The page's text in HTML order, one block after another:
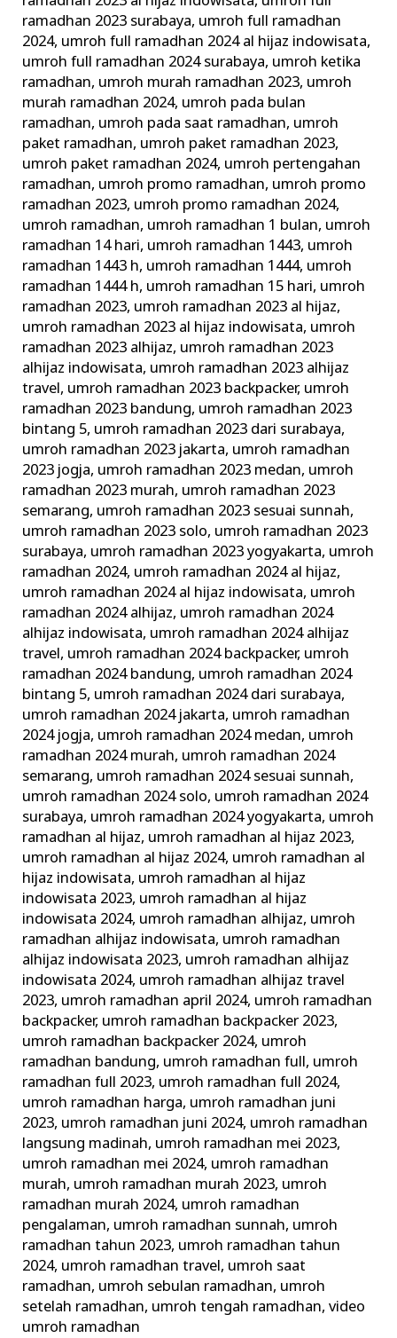
ramadhan 2023 surabaya, umroh full ramadhan
2024, umroh full ramadhan 2024 al hijaz indowisata,
umroh full ramadhan 2024 surabaya, umroh ketika
ramadhan, umroh murah ramadhan 2023, umroh
murah ramadhan 2024, umroh pada bulan
ramadhan, umroh pada saat ramadhan, umroh
paket ramadhan, umroh paket ramadhan 2023,
umroh paket ramadhan 2024, umroh pertengahan
ramadhan, umroh promo ramadhan, umroh promo
ramadhan 2023, umroh promo ramadhan 2024,
umroh ramadhan, umroh ramadhan 1 bulan, umroh
ramadhan 14 hari, umroh ramadhan 1443, umroh
ramadhan 1443 h, umroh ramadhan 1444, umroh
ramadhan 1444 h, umroh ramadhan 15 hari, umroh
ramadhan 2023, umroh ramadhan 2023 al hijaz,
umroh ramadhan 2023 al hijaz indowisata, umroh
ramadhan 2023 alhijaz, umroh ramadhan 2023
alhijaz indowisata, umroh ramadhan 2023 alhijaz
travel, umroh ramadhan 2023 backpacker, umroh
ramadhan 2023 bandung, umroh ramadhan 2023
bintang 5, umroh ramadhan 2023 dari surabaya,
umroh ramadhan 2023 jakarta, umroh ramadhan
2023 jogja, umroh ramadhan 2023 medan, umroh
ramadhan 2023 murah, umroh ramadhan 2023
semarang, umroh ramadhan 2023 sesuai sunnah,
umroh ramadhan 2023 solo, umroh ramadhan 2023
surabaya, umroh ramadhan 2023 yogyakarta, umroh
ramadhan 2024, umroh ramadhan 2024 al hijaz,
umroh ramadhan 2024 al hijaz indowisata, umroh
ramadhan 2024 alhijaz, umroh ramadhan 2024
alhijaz indowisata, umroh ramadhan 2024 alhijaz
travel, umroh ramadhan 2024 backpacker, umroh
ramadhan 2024 bandung, umroh ramadhan 2024
bintang 5, umroh ramadhan 2024 dari surabaya,
umroh ramadhan 2024 jakarta, umroh ramadhan
2024 jogja, umroh ramadhan 2024 medan, umroh
ramadhan 2024 murah, umroh ramadhan 2024
semarang, umroh ramadhan 2024 sesuai sunnah,
umroh ramadhan 2024 solo, umroh ramadhan 2024
surabaya, umroh ramadhan 2024 yogyakarta, umroh
ramadhan al hijaz, umroh ramadhan al hijaz 2023,
umroh ramadhan al hijaz 2024, umroh ramadhan al
hijaz indowisata, umroh ramadhan al hijaz
indowisata 2023, umroh ramadhan al hijaz
indowisata 2024, umroh ramadhan alhijaz, umroh
ramadhan alhijaz indowisata, umroh ramadhan
alhijaz indowisata 2023, umroh ramadhan alhijaz
indowisata 2024, umroh ramadhan alhijaz travel
2023, umroh ramadhan april 2024, umroh ramadhan
backpacker, umroh ramadhan backpacker 2023,
umroh ramadhan backpacker 2024, umroh
ramadhan bandung, umroh ramadhan full, umroh
ramadhan full 2023, umroh ramadhan full 2024,
umroh ramadhan harga, umroh ramadhan juni
2023, umroh ramadhan juni 2024, umroh ramadhan
langsung madinah, umroh ramadhan mei 2023,
umroh ramadhan mei 2024, umroh ramadhan
murah, umroh ramadhan murah 2023, umroh
ramadhan murah 2024, umroh ramadhan
pengalaman, umroh ramadhan sunnah, umroh
ramadhan tahun 2023, umroh ramadhan tahun
2024, umroh ramadhan travel, umroh saat
ramadhan, umroh sebulan ramadhan, umroh
setelah ramadhan, umroh tengah ramadhan,video
umroh ramadhan